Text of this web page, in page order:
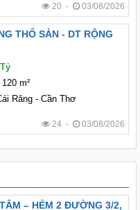
20 - 03/08/2026
120 m²
Răng - Cần Thơ
24 - 03/08/2026
– HẺM 2 ĐƯỜNG 3/2,